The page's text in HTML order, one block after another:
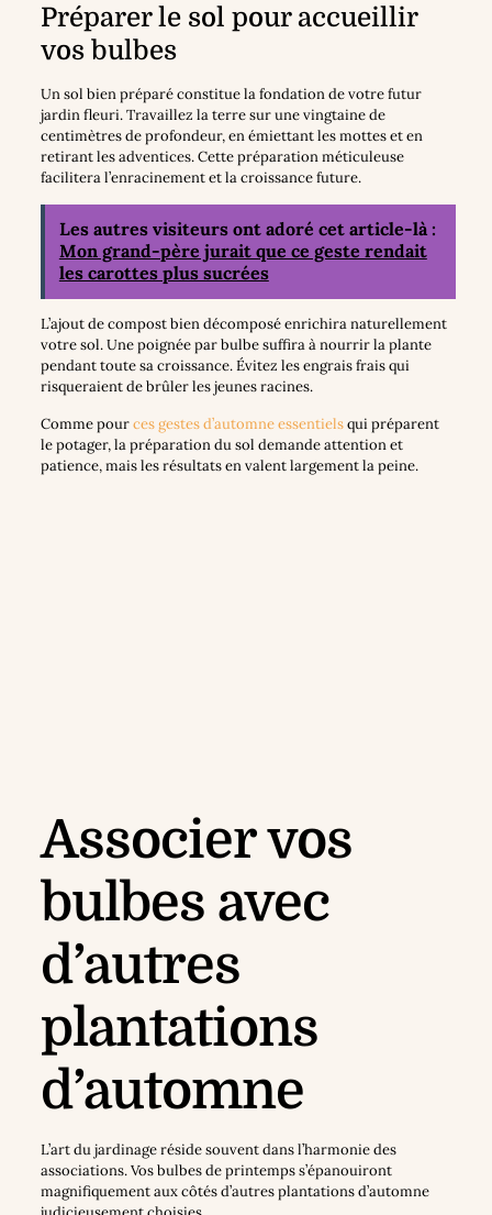
Préparer le sol pour accueillir
vos bulbes
Un sol bien préparé constitue la fondation de votre futur
jardin fleuri. Travaillez la terre sur une vingtaine de
centimètres de profondeur, en émiettant les mottes et en
retirant les adventices. Cette préparation méticuleuse
facilitera l’enracinement et la croissance future.
Les autres visiteurs ont adoré cet article-là :
Mon grand-père jurait que ce geste rendait
les carottes plus sucrées
L’ajout de compost bien décomposé enrichira naturellement
votre sol. Une poignée par bulbe suffira à nourrir la plante
pendant toute sa croissance. Évitez les engrais frais qui
risqueraient de brûler les jeunes racines.
Comme pources gestes d’automne essentielsqui préparent
le potager, la préparation du sol demande attention et
patience, mais les résultats en valent largement la peine.
Associer vos
bulbes avec
d’autres
plantations
d’automne
L’art du jardinage réside souvent dans l’harmonie des
associations. Vos bulbes de printemps s’épanouiront
magnifiquement aux côtés d’autres plantations d’automne